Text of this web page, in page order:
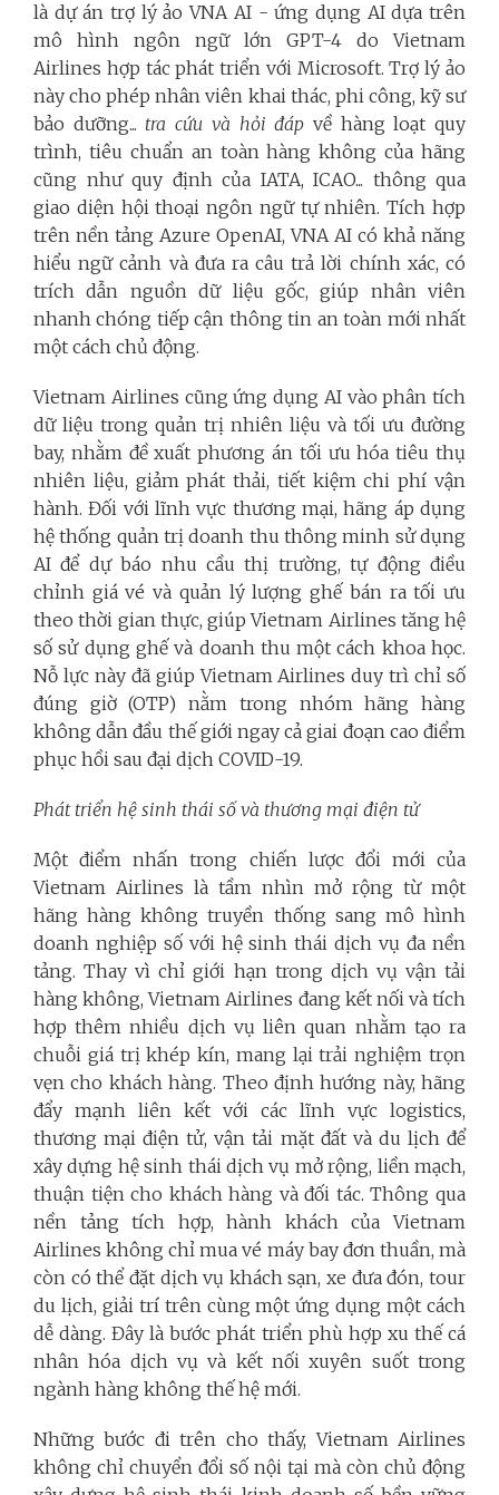
là dự án trợ lý ảo VNA AI - ứng dụng AI dựa trên
mô hình ngôn ngữ lớn GPT-4 do Vietnam
Airlines hợp tác phát triển với Microsoft. Trợ lý ảo
này cho phép nhân viên khai thác, phi công, kỹ sư
bảo dưỡng... tra cứu và hỏi đáp về hàng loạt quy
trình, tiêu chuẩn an toàn hàng không của hãng
cũng như quy định của IATA, ICAO... thông qua
giao diện hội thoại ngôn ngữ tự nhiên. Tích hợp
trên nền tảng Azure OpenAI, VNA AI có khả năng
hiểu ngữ cảnh và đưa ra câu trả lời chính xác, có
trích dẫn nguồn dữ liệu gốc, giúp nhân viên
nhanh chóng tiếp cận thông tin an toàn mới nhất
một cách chủ động.
Vietnam Airlines cũng ứng dụng AI vào phân tích
dữ liệu trong quản trị nhiên liệu và tối ưu đường
bay, nhằm đề xuất phương án tối ưu hóa tiêu thụ
nhiên liệu, giảm phát thải, tiết kiệm chi phí vận
hành. Đối với lĩnh vực thương mại, hãng áp dụng
hệ thống quản trị doanh thu thông minh sử dụng
AI để dự báo nhu cầu thị trường, tự động điều
chỉnh giá vé và quản lý lượng ghế bán ra tối ưu
theo thời gian thực, giúp Vietnam Airlines tăng hệ
số sử dụng ghế và doanh thu một cách khoa học.
Nỗ lực này đã giúp Vietnam Airlines duy trì chỉ số
đúng giờ (OTP) nằm trong nhóm hãng hàng
không dẫn đầu thế giới ngay cả giai đoạn cao điểm
phục hồi sau đại dịch COVID-19.
Phát triển hệ sinh thái số và thương mại điện tử
Một điểm nhấn trong chiến lược đổi mới của
Vietnam Airlines là tầm nhìn mở rộng từ một
hãng hàng không truyền thống sang mô hình
doanh nghiệp số với hệ sinh thái dịch vụ đa nền
tảng. Thay vì chỉ giới hạn trong dịch vụ vận tải
hàng không, Vietnam Airlines đang kết nối và tích
hợp thêm nhiều dịch vụ liên quan nhằm tạo ra
chuỗi giá trị khép kín, mang lại trải nghiệm trọn
vẹn cho khách hàng. Theo định hướng này, hãng
đẩy mạnh liên kết với các lĩnh vực logistics,
thương mại điện tử, vận tải mặt đất và du lịch để
xây dựng hệ sinh thái dịch vụ mở rộng, liền mạch,
thuận tiện cho khách hàng và đối tác. Thông qua
nền tảng tích hợp, hành khách của Vietnam
Airlines không chỉ mua vé máy bay đơn thuần, mà
còn có thể đặt dịch vụ khách sạn, xe đưa đón, tour
du lịch, giải trí trên cùng một ứng dụng một cách
dễ dàng. Đây là bước phát triển phù hợp xu thế cá
nhân hóa dịch vụ và kết nối xuyên suốt trong
ngành hàng không thế hệ mới.
Những bước đi trên cho thấy, Vietnam Airlines
không chỉ chuyển đổi số nội tại mà còn chủ động